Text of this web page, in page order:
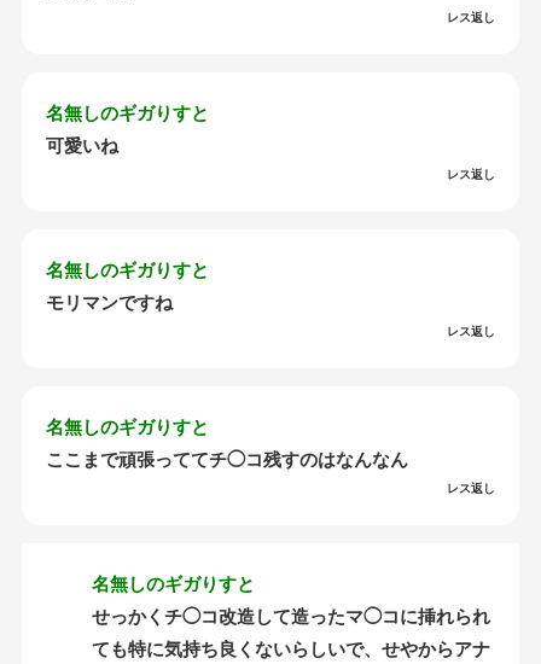
レス返し
名無しのギガりすと
可愛いね
レス返し
名無しのギガりすと
モリマンですね
レス返し
名無しのギガりすと
ここまで頑張っててチ◯コ残すのはなんなん
レス返し
名無しのギガりすと
せっかくチ◯コ改造して造ったマ◯コに挿れられ
ても特に気持ち良くないらしいで、せやからアナ